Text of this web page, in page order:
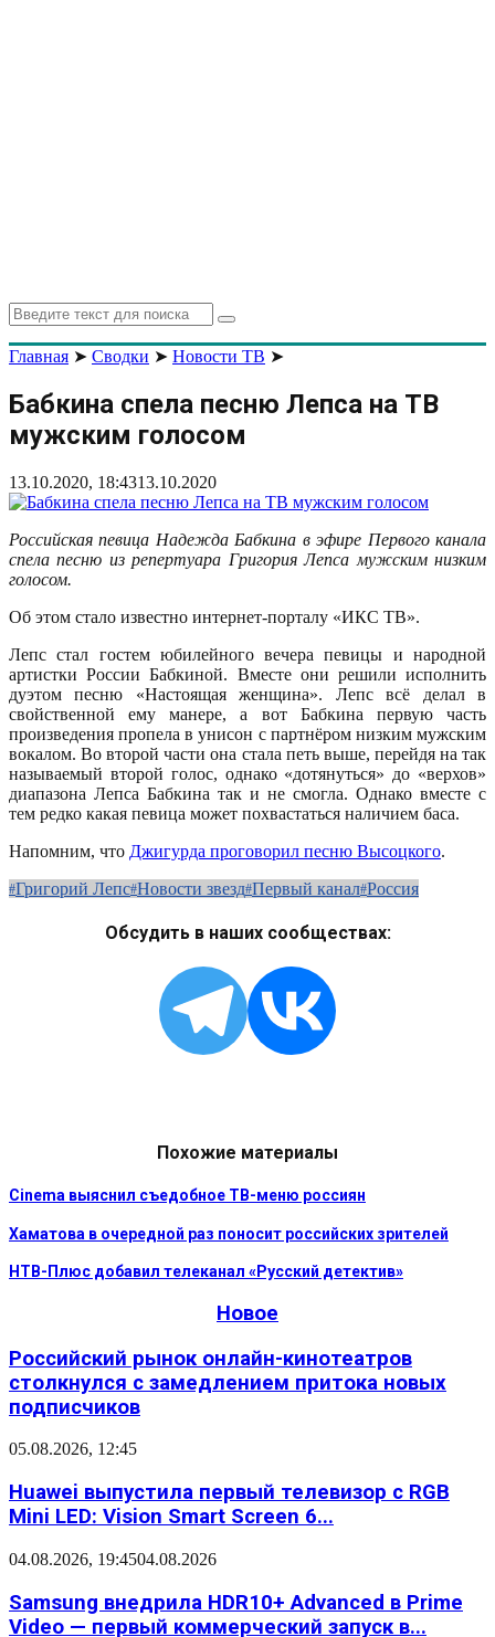
Search
for:
Search
Главная ➤ Сводки ➤ Новости ТВ ➤
Бабкина спела песню Лепса на ТВ
мужским голосом
13.10.2020, 18:4313.10.2020
Российская певица Надежда Бабкина в эфире Первого канала
спела песню из репертуара Григория Лепса мужским низким
голосом.
Об этом стало известно интернет-порталу «ИКС ТВ».
Лепс стал гостем юбилейного вечера певицы и народной
артистки России Бабкиной. Вместе они решили исполнить
дуэтом песню «Настоящая женщина». Лепс всё делал в
свойственной ему манере, а вот Бабкина первую часть
произведения пропела в унисон с партнёром низким мужским
вокалом. Во второй части она стала петь выше, перейдя на так
называемый второй голос, однако «дотянуться» до «верхов»
диапазона Лепса Бабкина так и не смогла. Однако вместе с
тем редко какая певица может похвастаться наличием баса.
Напомним, что Джигурда проговорил песню Высоцкого.
Григорий Лепс Новости звезд Первый канал Россия
Обсудить в наших сообществах:
Похожие материалы
Cinema выяснил съедобное ТВ-меню россиян
Хаматова в очередной раз поносит российских зрителей
НТВ-Плюс добавил телеканал «Русский детектив»
Новое
Российский рынок онлайн-кинотеатров
столкнулся с замедлением притока новых
подписчиков
05.08.2026, 12:45
Huawei выпустила первый телевизор с RGB
Mini LED: Vision Smart Screen 6...
04.08.2026, 19:4504.08.2026
Samsung внедрила HDR10+ Advanced в Prime
Video — первый коммерческий запуск в...